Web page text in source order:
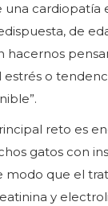
cardiopatía
de
o
reto es
gatos con
que el
y